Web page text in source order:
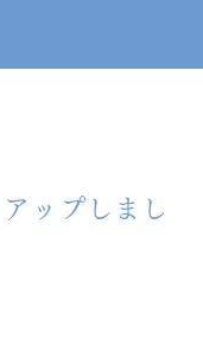
ップしまし